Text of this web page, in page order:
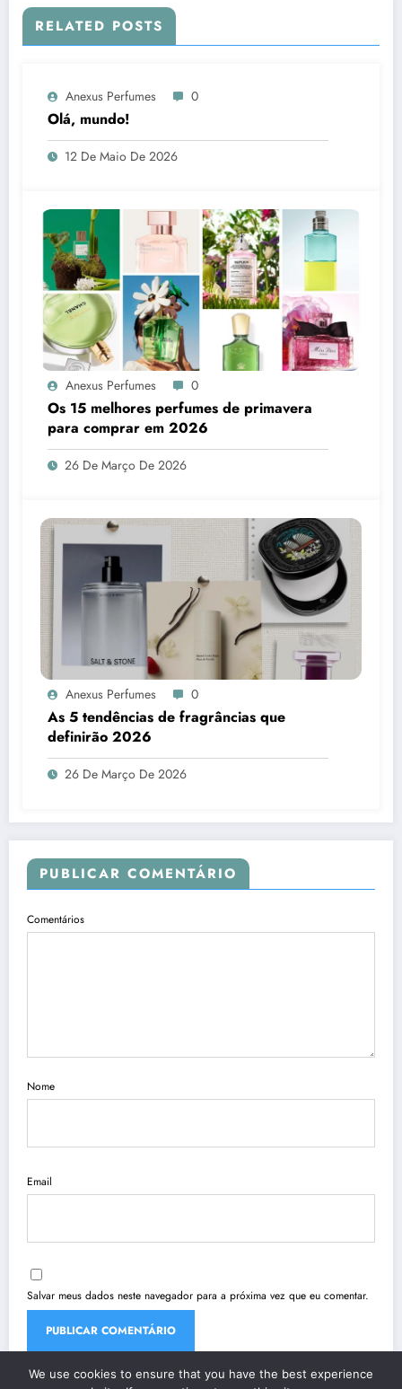
RELATED POSTS
Anexus Perfumes 0
Olá, mundo!
12 De Maio De 2026
Anexus Perfumes 0
Os 15 melhores perfumes de primavera
para comprar em 2026
26 De Março De 2026
Anexus Perfumes 0
As 5 tendências de fragrâncias que
definirão 2026
26 De Março De 2026
PUBLICAR COMENTÁRIO
Comentários
Nome
Email
Salvar meus dados neste navegador para a próxima vez que eu comentar.
We use cookies to ensure that you have the best experience